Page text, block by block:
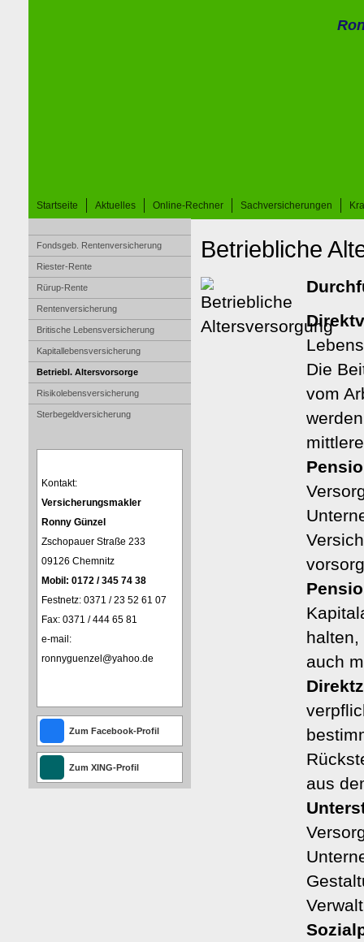
Startseite Aktuelles Online-Rechner Sachversicherungen
Fondsgeb. Rentenversicherung
Riester-Rente
Rürup-Rente
Rentenversicherung
Britische Lebensversicherung
Ka­pi­tal­le­bens­ver­si­che­rung
Betriebl. Alters­vorsorge
Risiko­lebens­ver­si­che­rung
Ster­be­geldversicherung
Kontakt:
Ver­sicherungs­makler
Ronny Günzel
Zschopauer Straße 233
09126 Chemnitz
Mobil: 0172 / 345 74 38
Festnetz: 0371 / 23 52 61 07
Fax: 0371 / 444 65 81
e-mail:
ronnyguenzel@yahoo.de
Zum Facebook-Profil
Zum XING-Profil
Betriebliche
Die
vom
halten,
auch
aus